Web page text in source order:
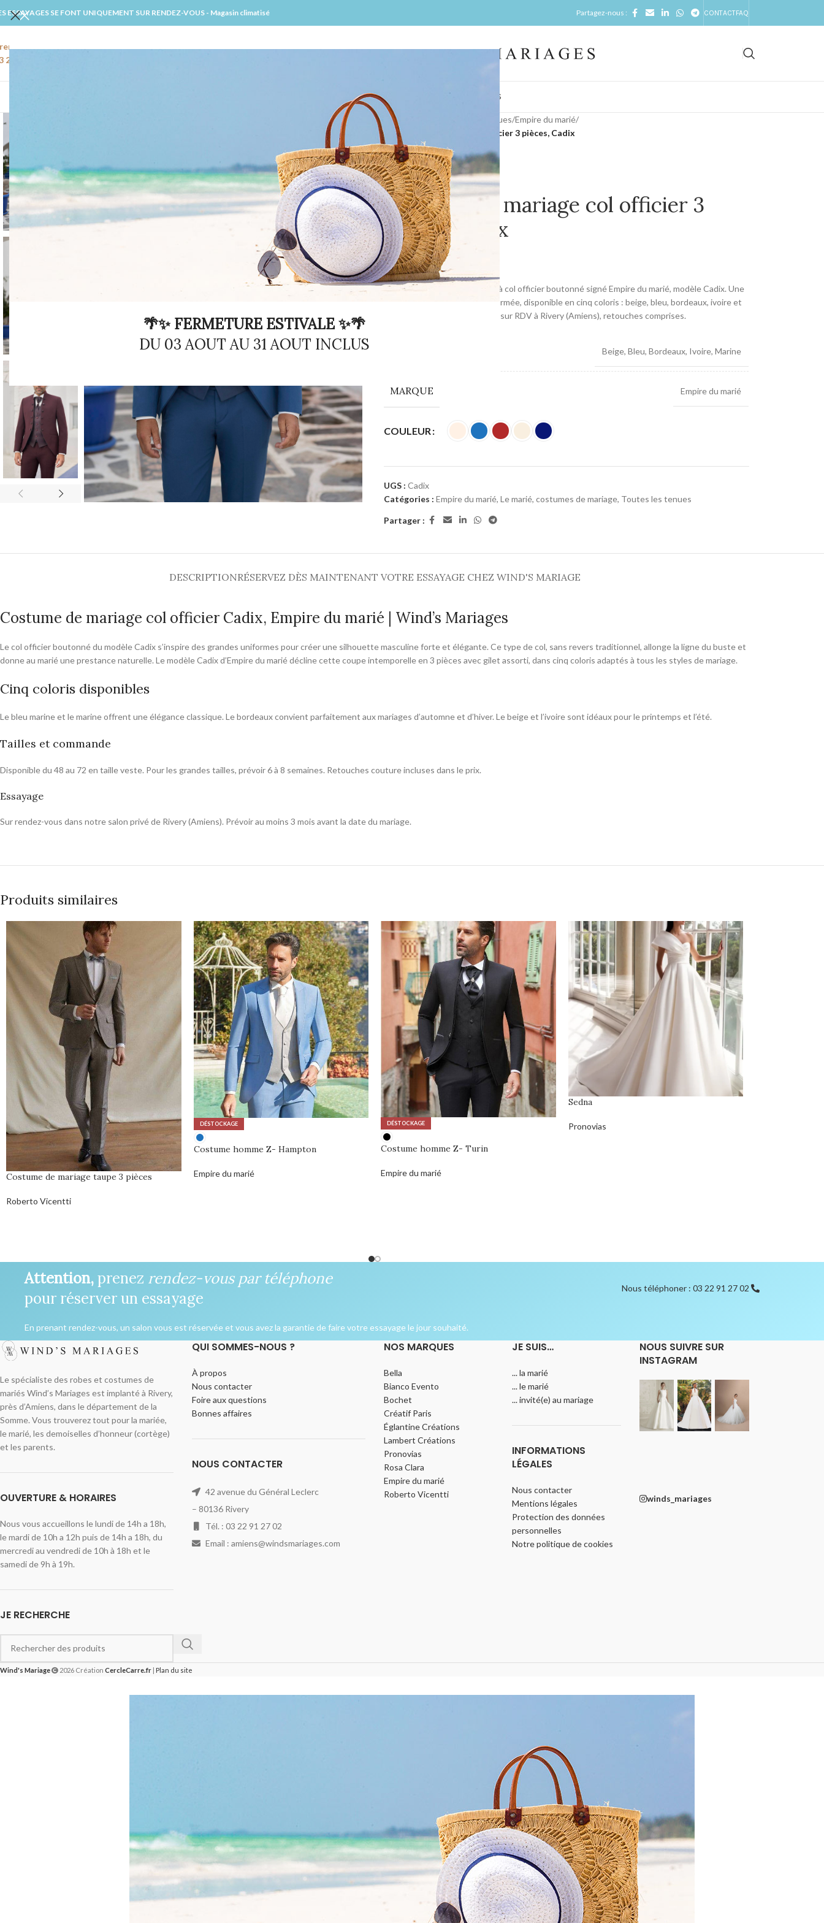
🌴✨ FERMETURE ESTIVALE ✨🌴
DU 03 AOUT AU 31 AOUT INCLUS
ESSAYAGES SE FONT UNIQUEMENT SUR RENDEZ-VOUS - Magasin climatisé Partagez-nous : CONTACTFAQ
rendez-vous
22 91 27 02
LA BOUTIQUE COIFFES
Accueil Nos marques/Empire du marié/
Costume de mariage col officier 3 pièces, Cadix
Costume de mariage col officier 3
pièces, Cadix
0,00€
Costume de mariage 3 pièces à col officier boutonné signé Empire du marié, modèle Cadix. Une
coupe militaire élégante et affirmée, disponible en cinq coloris : beige, bleu, bordeaux, ivoire et
marine. Du 48 au 72. Essayage sur RDV à Rivery (Amiens), retouches comprises.
Beige, Bleu, Bordeaux, Ivoire, Marine
MARQUE Empire du marié
COULEUR
UGS : Cadix
Catégories : Empire du marié, Le marié, costumes de mariage, Toutes les tenues
Partager :
DESCRIPTIONRÉSERVEZ DÈS MAINTENANT VOTRE ESSAYAGE CHEZ WIND'S MARIAGE
Costume de mariage col officier Cadix, Empire du marié | Wind’s Mariages
Le col officier boutonné du modèle Cadix s’inspire des grandes uniformes pour créer une silhouette masculine forte et élégante. Ce type de col, sans revers traditionnel, allonge la ligne du buste et
donne au marié une prestance naturelle. Le modèle Cadix d’Empire du marié décline cette coupe intemporelle en 3 pièces avec gilet assorti, dans cinq coloris adaptés à tous les styles de mariage.
Cinq coloris disponibles
Le bleu marine et le marine offrent une élégance classique. Le bordeaux convient parfaitement aux mariages d’automne et d’hiver. Le beige et l’ivoire sont idéaux pour le printemps et l’été.
Tailles et commande
Disponible du 48 au 72 en taille veste. Pour les grandes tailles, prévoir 6 à 8 semaines. Retouches couture incluses dans le prix.
Essayage
Sur rendez-vous dans notre salon privé de Rivery (Amiens). Prévoir au moins 3 mois avant la date du mariage.
Produits similaires
Costume de mariage taupe 3 pièces
Roberto Vicentti
DÉSTOCKAGE
Costume homme Z- Hampton
Empire du marié
DÉSTOCKAGE
Costume homme Z- Turin
Empire du marié
Sedna
Pronovias
Attention,prenez rendez-vous par téléphone
pour réserver un essayage
En prenant rendez-vous, un salon vous est réservée et vous avez la garantie de faire votre essayage le jour souhaité.
Nous téléphoner : 03 22 91 27 02
Le spécialiste des robes et costumes de
mariés Wind’s Mariages est implanté à Rivery,
près d’Amiens, dans le département de la
Somme. Vous trouverez tout pour la mariée,
le marié, les demoiselles d’honneur (cortège)
et les parents.
OUVERTURE & HORAIRES
Nous vous accueillons le lundi de 14h a 18h,
le mardi de 10h a 12h puis de 14h a 18h, du
mercredi au vendredi de 10h à 18h et le
samedi de 9h à 19h.
JE RECHERCHE
QUI SOMMES-NOUS ?
À propos
Nous contacter
Foire aux questions
Bonnes affaires
NOUS CONTACTER
42 avenue du Général Leclerc
– 80136 Rivery
Tél. : 03 22 91 27 02
Email : amiens@windsmariages.com
NOS MARQUES
Bella
Bianco Evento
Bochet
Créatif Paris
Églantine Créations
Lambert Créations
Pronovias
Rosa Clara
Empire du marié
Roberto Vicentti
JE SUIS…
... la marié
... le marié
... invité(e) au mariage
INFORMATIONS
LÉGALES
Nous contacter
Mentions légales
Protection des données
personnelles
Notre politique de cookies
NOUS SUIVRE SUR
INSTAGRAM
winds_mariages
Wind's Mariage 2026 Création CercleCarre.fr | Plan du site